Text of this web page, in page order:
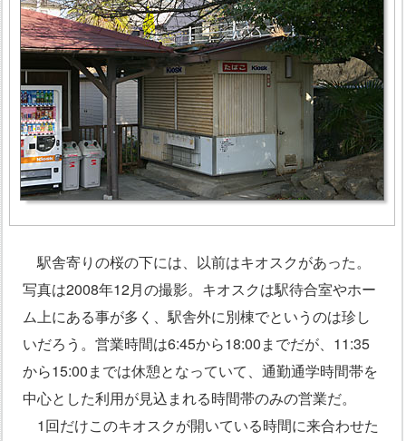
駅舎寄りの桜の下には、以前はキオスクがあった。
写真は2008年12月の撮影。キオスクは駅待合室やホー
ム上にある事が多く、駅舎外に別棟でというのは珍し
いだろう。営業時間は6:45から18:00までだが、11:35
から15:00までは休憩となっていて、通勤通学時間帯を
中心とした利用が見込まれる時間帯のみの営業だ。
1回だけこのキオスクが開いている時間に来合わせた